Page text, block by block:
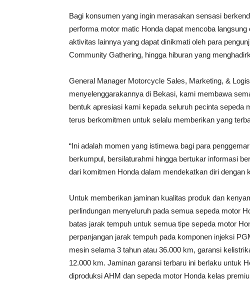
Bagi konsumen yang ingin merasakan sensasi
performa motor matic Honda dapat mencoba
aktivitas lainnya yang dapat dinikmati oleh para
Community Gathering, hingga hiburan yang
General Manager Motorcycle Sales, Marketing, &
menyelenggarakannya di Bekasi, kami membawa
bentuk apresiasi kami kepada seluruh pecinta sepeda
terus berkomitmen untuk selalu memberikan yang
“Ini adalah momen yang istimewa bagi para
berkumpul, bersilaturahmi hingga bertukar informasi
dari komitmen Honda dalam mendekatkan diri dengan
Untuk memberikan jaminan kualitas produk dan
perlindungan menyeluruh pada semua sepeda motor
batas jarak tempuh untuk semua tipe sepeda motor
perpanjangan jarak tempuh pada komponen injeksi
mesin selama 3 tahun atau 36.000 km, garansi
12.000 km. Jaminan garansi terbaru ini berlaku untuk
diproduksi AHM dan sepeda motor Honda kelas